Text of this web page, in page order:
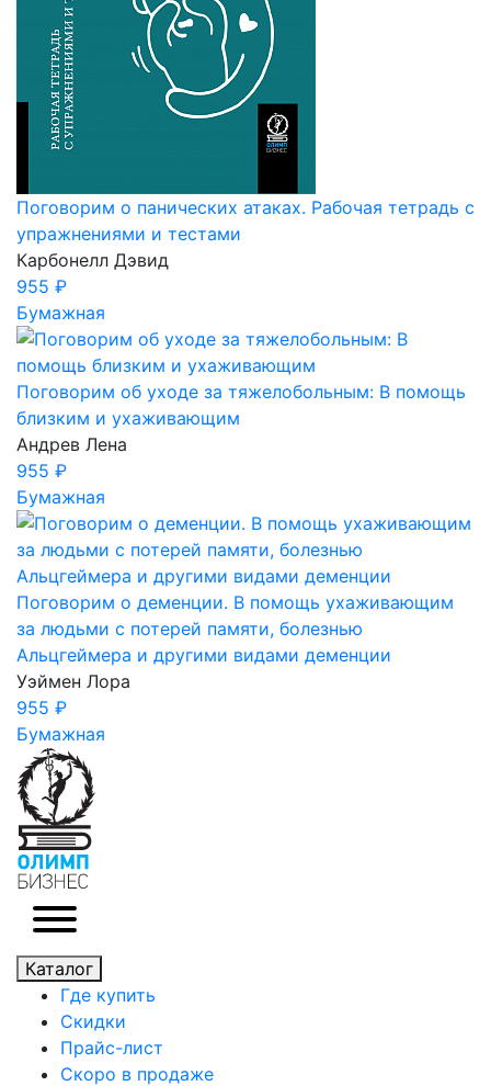
Поговорим о панических атаках. Рабочая тетрадь с
упражнениями и тестами
Карбонелл Дэвид
955 ₽
Бумажная
Поговорим об уходе за тяжелобольным: В помощь
близким и ухаживающим
Андрев Лена
955 ₽
Бумажная
Поговорим о деменции. В помощь ухаживающим
за людьми с потерей памяти, болезнью
Альцгеймера и другими видами деменции
Уэймен Лора
955 ₽
Бумажная
Каталог
Где купить
Скидки
Прайc-лист
Скоро в продаже